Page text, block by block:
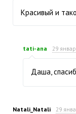
Красивый и
tati-ana 29
Даша,
Natali_Natali 29